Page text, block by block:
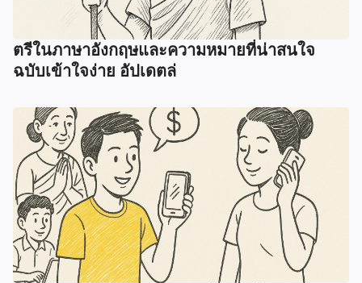
ตรีในภาษาอังกฤษและความหมายที่น่าสนใจ
ฉบับเข้าใจง่าย อัปเดตล่